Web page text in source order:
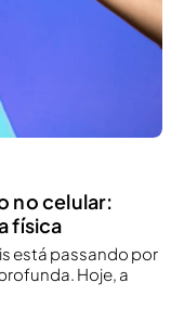
no celular:
física
está passando por
Hoje, a